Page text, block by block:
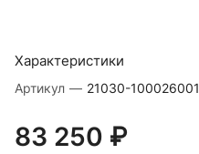
Характеристики
Артикул — 21030-100026001
83 250 ₽